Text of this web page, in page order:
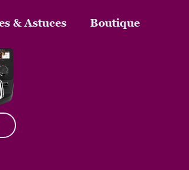
& Astuces Boutique